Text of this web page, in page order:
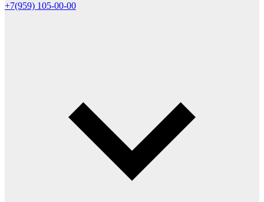
+7(959) 105-00-00